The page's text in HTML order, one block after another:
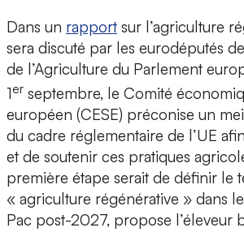
Dans un rapport sur l’agriculture
sera discuté par les eurodéputés
de l’Agriculture du Parlement
1er septembre, le Comité
européen (CESE) préconise un
du cadre réglementaire de l’UE
et de soutenir ces pratiques
première étape serait de définir le
« agriculture régénérative » dans
Pac post-2027, propose l’éleveur